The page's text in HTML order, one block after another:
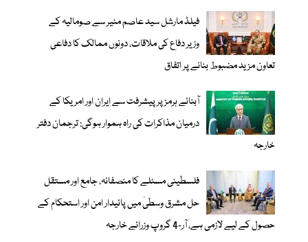
فیلڈ مارشل سید عاصم منیر سے صومالیہ کے
وزیر دفاع کی ملاقات، دونوں ممالک کا دفاعی
تعاون مزید مضبوط بنانے پر اتفاق
آبنائے ہرمز پر پیشرفت سے ایران اور امریکا کے
درمیان مذاکرات کی راہ ہموار ہوگی: ترجمان دفتر
خارجہ
فلسطینی مسئلے کا منصفانہ، جامع اور مستقل
حل مشرق وسطیٰ میں پائیدار امن اور استحکام کے
حصول کے لیے لازمی ہے، آر-4 گروپ وزرائے خارجہ